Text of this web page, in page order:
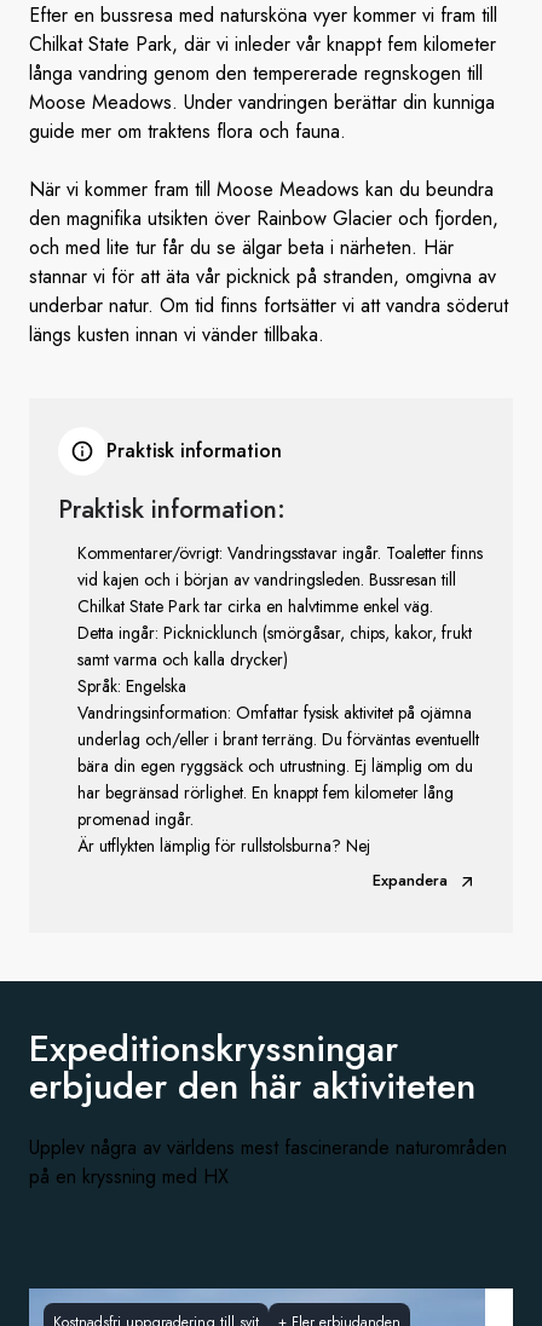
Efter en bussresa med natursköna vyer kommer vi fram till
Chilkat State Park, där vi inleder vår knappt fem kilometer
långa vandring genom den tempererade regnskogen till
Moose Meadows. Under vandringen berättar din kunniga
guide mer om traktens flora och fauna.
När vi kommer fram till Moose Meadows kan du beundra
den magnifika utsikten över Rainbow Glacier och fjorden,
och med lite tur får du se älgar beta i närheten. Här
stannar vi för att äta vår picknick på stranden, omgivna av
underbar natur. Om tid finns fortsätter vi att vandra söderut
längs kusten innan vi vänder tillbaka.
Praktisk information
Praktisk information:
Kommentarer/övrigt: Vandringsstavar ingår. Toaletter finns
vid kajen och i början av vandringsleden. Bussresan till
Chilkat State Park tar cirka en halvtimme enkel väg.
Detta ingår: Picknicklunch (smörgåsar, chips, kakor, frukt
samt varma och kalla drycker)
Språk: Engelska
Vandringsinformation: Omfattar fysisk aktivitet på ojämna
underlag och/eller i brant terräng. Du förväntas eventuellt
bära din egen ryggsäck och utrustning. Ej lämplig om du
har begränsad rörlighet. En knappt fem kilometer lång
promenad ingår.
Är utflykten lämplig för rullstolsburna? Nej
Expandera
Expeditionskryssningar
erbjuder den här aktiviteten
Upplev några av världens mest fascinerande naturområden
på en kryssning med HX